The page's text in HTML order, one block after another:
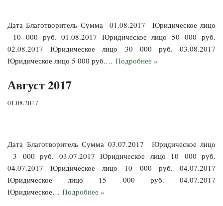
Дата Благотворитель Сумма 01.08.2017 Юридическое лицо
10 000 руб. 01.08.2017 Юридическое лицо 50 000 руб.
02.08.2017 Юридическое лицо 30 000 руб. 03.08.2017
Юридическое лицо 5 000 руб.… Подробнее »
Август 2017
01.08.2017
Дата Благотворитель Сумма 03.07.2017 Юридическое лицо
3 000 руб. 03.07.2017 Юридическое лицо 10 000 руб.
04.07.2017 Юридическое лицо 10 000 руб. 04.07.2017
Юридическое лицо 15 000 руб. 04.07.2017
Юридическое… Подробнее »